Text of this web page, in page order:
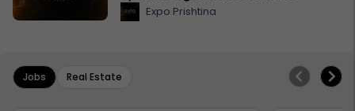
Expo Prishtina
Jobs Real Estate